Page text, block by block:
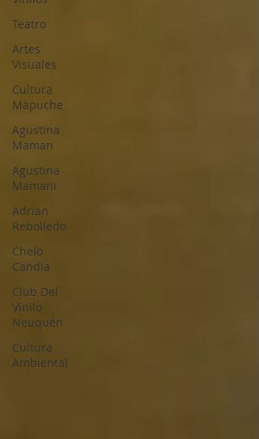
Teatro
Artes
Visuales
Cultura
Mapuche
Agustina
Maman
Agustina
Mamani
Adrian
Rebolledo
Chelo
Candia
Club Del
Vinilo
Neuquén
Cultura
Ambiental